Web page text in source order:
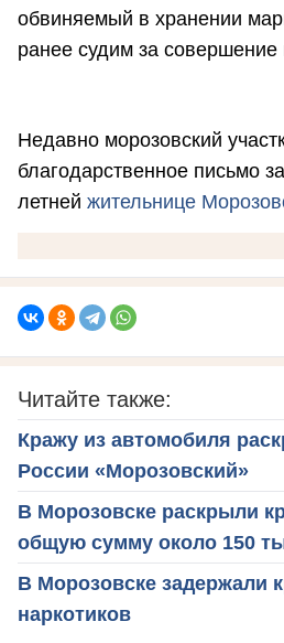
обвиняемый в хранении
ранее судим за совершение
Недавно морозовский
благодарственное письмо
летней жительнице
Читайте также:
Кражу из автомобиля
России «Морозовский»
В Морозовске раскрыли
общую сумму около 150
В Морозовске задержали
наркотиков